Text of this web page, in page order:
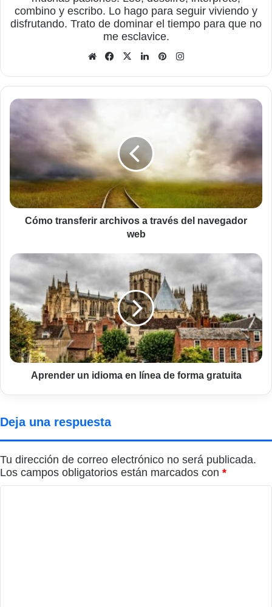
combino y escribo. Lo hago para seguir viviendo y
disfrutando. Trato de dominar el tiempo para que no
me esclavice.
Sitio
Facebook
X LinkedInPinterest
Cómo
transferir
archivos
a
del
navegador
web
Cómo transferir archivos a través del navegador
web
Aprender
un
idioma
en
línea
de
forma
gratuita
Aprender un idioma en línea de forma gratuita
Deja una respuesta
Tu dirección de correo electrónico no será publicada.
Los campos obligatorios están marcados con *